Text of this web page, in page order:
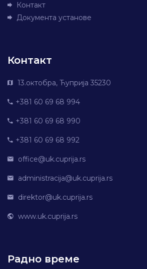
Контакт
Документа установе
Контакт
13.октобра, Ћуприја 35230
+381 60 69 68 994
+381 60 69 68 990
+381 60 69 68 992
office@uk.cuprija.rs
administracija@uk.cuprija.rs
direktor@uk.cuprija.rs
www.uk.cuprija.rs
Радно време